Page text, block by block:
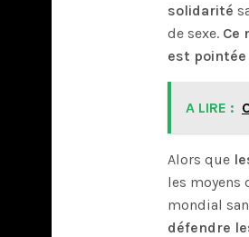
solidarité
de sexe. Ce
est
A LIRE :
Alors que
les moyens
mondial
défendre